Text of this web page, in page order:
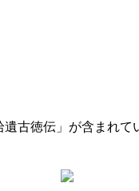
古徳伝」が含まれて